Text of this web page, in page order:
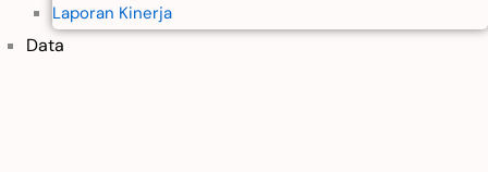
Laporan Kinerja
Data